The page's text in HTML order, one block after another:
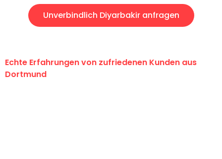
Unverbindlich Diyarbakir anfragen
Echte Erfahrungen von zufriedenen Kunden aus
Dortmund